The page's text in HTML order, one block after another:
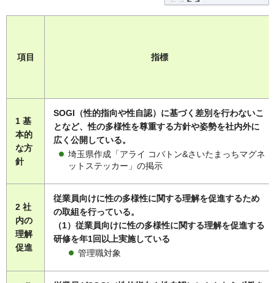
項目 指標
1 基
本的
な方
針
SOGI（性的指向や性自認）に基づく差別を行わないこ
となど、性の多様性を尊重する方針や姿勢を社内外に
広く公開している。
埼玉県作成「アライ コバトン&さいたまっちマグネ
ットステッカー」の掲示
2 社
内の
理解
促進
従業員向けに性の多様性に関する理解を促進するため
の取組を行っている。
（1）従業員向けに性の多様性に関する理解を促進する
研修を年1回以上実施している
管理職対象